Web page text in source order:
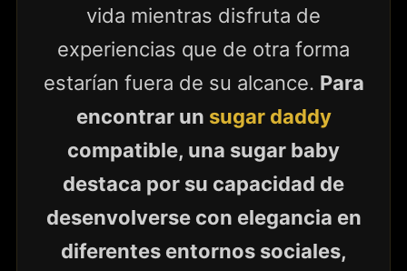
vida mientras disfruta de
experiencias que de otra forma
estarían fuera de su alcance. Para
encontrar un sugar daddy
compatible, una sugar baby
destaca por su capacidad de
desenvolverse con elegancia en
diferentes entornos sociales,